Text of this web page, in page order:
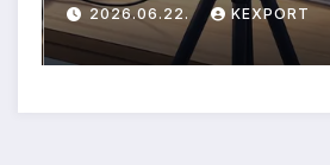
hűhó?
2026.06.22. KEXPORT